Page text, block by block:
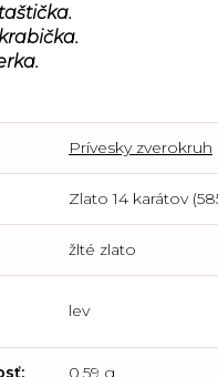
Prívesky zverokruh
Zlato 14 karátov
žlté zlato
lev
: 0,59 g